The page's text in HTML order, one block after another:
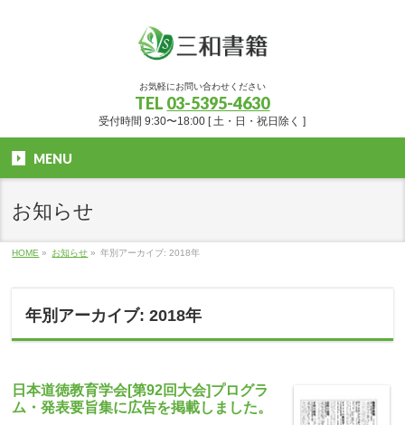
お気軽にお問い合わせください
TEL 03-5395-4630
受付時間 9:30〜18:00 [ 土・日・祝日除く ]
MENU
お知らせ
HOME » お知らせ » 年別アーカイブ: 2018年
年別アーカイブ: 2018年
日本道徳教育学会[第92回大会]プログラ
ム・発表要旨集に広告を掲載しました。